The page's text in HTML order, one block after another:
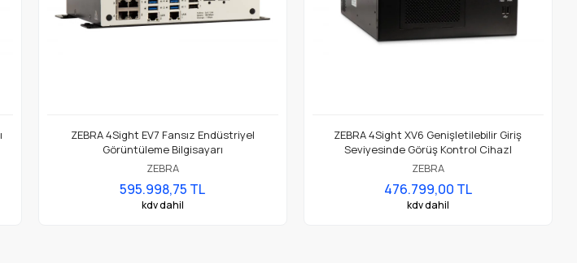
ZEBRA 4Sight EV7 Fansız Endüstriyel
Görüntüleme Bilgisayarı
ZEBRA
595.998,75 TL
kdv dahil
ZEBRA 4Sight XV6 Genişletilebilir Giriş
Seviyesinde Görüş Kontrol CihazI
ZEBRA
476.799,00 TL
kdv dahil